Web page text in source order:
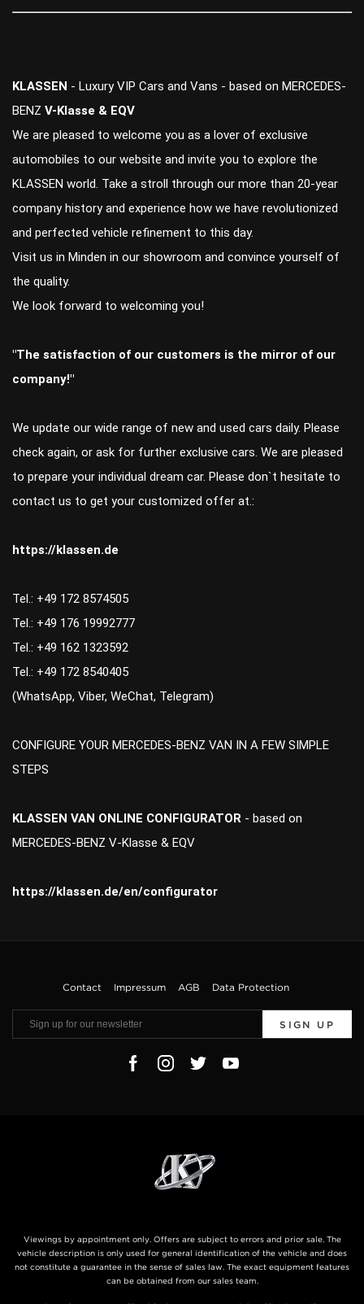
KLASSEN - Luxury VIP Cars and Vans - based on MERCEDES-
BENZ V-Klasse & EQV
We are pleased to welcome you as a lover of exclusive
automobiles to our website and invite you to explore the
KLASSEN world. Take a stroll through our more than 20-year
company history and experience how we have revolutionized
and perfected vehicle refinement to this day.
Visit us in Minden in our showroom and convince yourself of
the quality.
We look forward to welcoming you!
"The satisfaction of our customers is the mirror of our
company!"
We update our wide range of new and used cars daily. Please
check again, or ask for further exclusive cars. We are pleased
to prepare your individual dream car. Please don`t hesitate to
contact us to get your customized offer at.:
https://klassen.de
Tel.: +49 172 8574505
Tel.: +49 176 19992777
Tel.: +49 162 1323592
Tel.: +49 172 8540405
(WhatsApp, Viber, WeChat, Telegram)
CONFIGURE YOUR MERCEDES-BENZ VAN IN A FEW SIMPLE
STEPS
KLASSEN VAN ONLINE CONFIGURATOR - based on
MERCEDES-BENZ V-Klasse & EQV
https://klassen.de/en/configurator
Contact Impressum AGB Data Protection
SIGN UP
Viewings by appointment only. Offers are subject to errors and prior sale. The
vehicle description is only used for general identification of the vehicle and does
not constitute a guarantee in the sense of sales law. The exact equipment features
can be obtained from our sales team.